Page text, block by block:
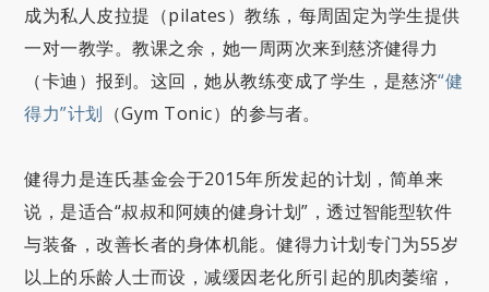
成为私人皮拉提（pilates）教练，每周固定为学生提供
一对一教学。教课之余，她一周两次来到慈济健得力
（卡迪）报到。这回，她从教练变成了学生，是慈济“健
得力”计划 （Gym Tonic）的参与者。
健得力是连氏基金会于2015年所发起的计划，简单来
说，是适合“叔叔和阿姨的健身计划”，透过智能型软件
与装备，改善长者的身体机能。健得力计划专门为55岁
以上的乐龄人士而设，减缓因老化所引起的肌肉萎缩，